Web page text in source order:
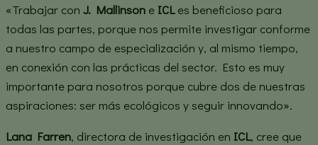
«Trabajar con J. Mallinson e ICLes beneficioso para
todas las partes, porque nos permite investigar conforme
a nuestro campo de especialización y, al mismo tiempo,
en conexión con las prácticas del sector. Esto es muy
importante para nosotros porque cubre dos de nuestras
aspiraciones: ser más ecológicos y seguir innovando».
Lana Farren, directora de investigación en ICL, cree que